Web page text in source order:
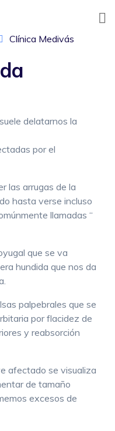
Clínica Medivás
delatarnos la
por el
las arrugas de la
hasta verse incluso
llamadas “
que se va
hundida que nos da
palpebrales que se
por flacidez de
y reabsorción
afectado se visualiza
de tamaño
excesos de